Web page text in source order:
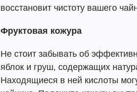
восстановит чистоту вашего
Фруктовая кожура
Не стоит забывать об
яблок и груш, содержащих
Находящиеся в ней кислоты